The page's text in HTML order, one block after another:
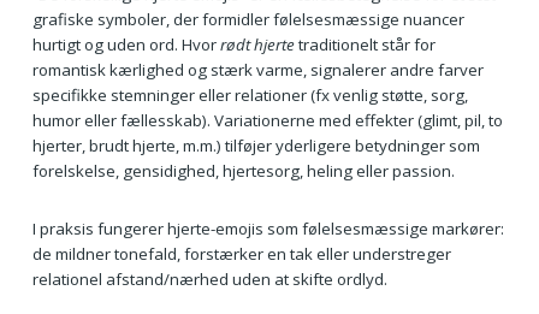
grafiske symboler, der formidler følelsesmæssige nuancer
hurtigt og uden ord. Hvorrødt hjertetraditionelt står for
romantisk kærlighed og stærk varme, signalerer andre farver
specifikke stemninger eller relationer (fx venlig støtte, sorg,
humor eller fællesskab). Variationerne med effekter (glimt, pil, to
hjerter, brudt hjerte, m.m.) tilføjer yderligere betydninger som
forelskelse, gensidighed, hjertesorg, heling eller passion.
I praksis fungerer hjerte-emojis som følelsesmæssige markører:
de mildner tonefald, forstærker en tak eller understreger
relationel afstand/nærhed uden at skifte ordlyd.